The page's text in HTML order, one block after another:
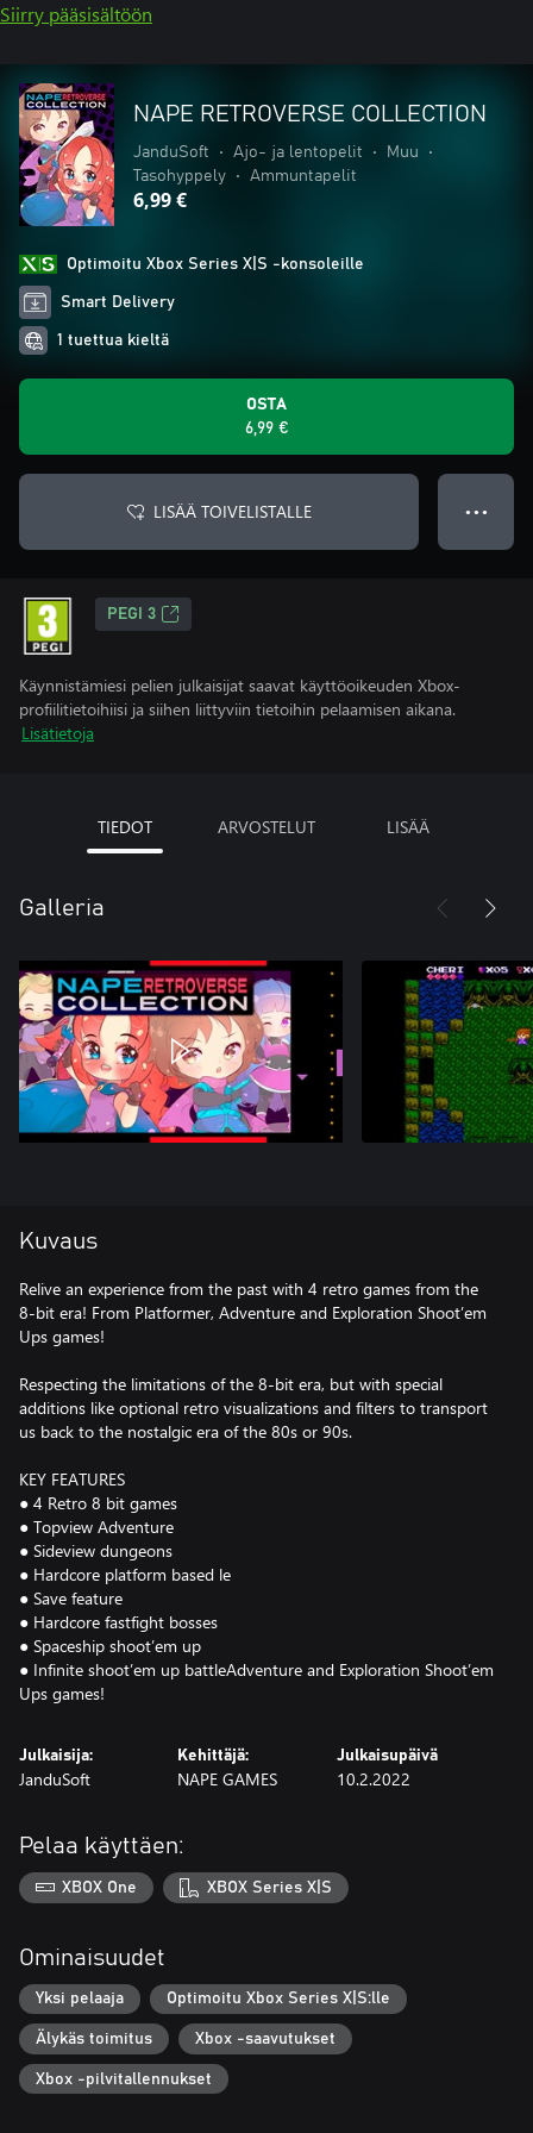
Siirry pääsisältöön
NAPE RETROVERSE COLLECTION
JanduSoft • Ajo- ja lentopelit • Muu
•
Tasohyppely
• Ammuntapelit
6,99 €
Optimoitu Xbox Series X|S -konsoleille
Smart Delivery
1 tuettua kieltä
OSTA
6,99 €
LISÄÄ TOIVELISTALLE ● ● ●
PEGI 3
Käynnistämiesi pelien julkaisijat saavat käyttöoikeuden Xbox-
profiilitietoihiisi ja siihen liittyviin tietoihin pelaamisen aikana.
Lisätietoja
TIEDOT ARVOSTELUT LISÄÄ
Galleria
Kuvaus
Relive an experience from the past with 4 retro games from the
8-bit era! From Platformer, Adventure and Exploration Shoot’em
Ups games!
Respecting the limitations of the 8-bit era, but with special
additions like optional retro visualizations and filters to transport
us back to the nostalgic era of the 80s or 90s.
KEY FEATURES
● 4 Retro 8 bit games
● Topview Adventure
● Sideview dungeons
● Hardcore platform based le
● Save feature
● Hardcore fastfight bosses
● Spaceship shoot’em up
● Infinite shoot’em up battleAdventure and Exploration Shoot’em
Ups games!
Julkaisija:
JanduSoft
Kehittäjä:
NAPE GAMES
Julkaisupäivä
10.2.2022
Pelaa käyttäen:
XBOX One XBOX Series X|S
Ominaisuudet
Yksi pelaaja Optimoitu Xbox Series X|S:lle
Älykäs toimitus Xbox -saavutukset
Xbox -pilvitallennukset